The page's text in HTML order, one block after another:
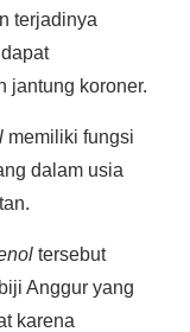
terjadinya
jantung koroner.
memiliki fungsi
dalam usia
tersebut
Anggur yang
karena